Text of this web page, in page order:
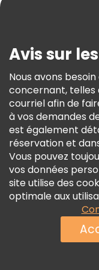
Conditions
Politique En
Freetour Prix
Programme De
Avis sur
Nous avons
concernant, telles
courriel afin de
à vos demandes
est également
réservation et
Vous pouvez
vos données
site utilise des
optimale aux